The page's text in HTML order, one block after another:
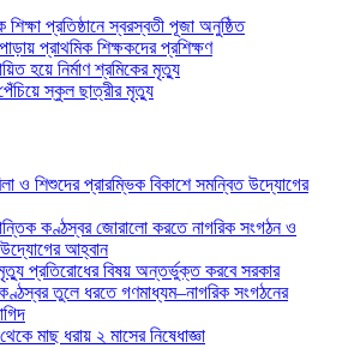
প্রতিষ্ঠানে স্বরস্বতী পূজা অনুষ্ঠিত
প্রাথমিক শিক্ষকদের প্রশিক্ষণ
হয়ে নির্মাণ শ্রমিকের মৃত্যু
স্কুল ছাত্রীর মৃত্যু
ও শিশুদের প্রারম্ভিক বিকাশে সমন্বিত উদ্যোগের
কণ্ঠস্বর জোরালো করতে নাগরিক সংগঠন ও
আহ্বান
প্রতিরোধের বিষয় অন্তর্ভুক্ত করবে সরকার
তুলে ধরতে গণমাধ্যম–নাগরিক সংগঠনের
মাছ ধরায় ২ মাসের নিষেধাজ্ঞা